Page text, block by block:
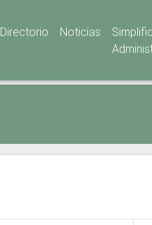
Directorio Noticias